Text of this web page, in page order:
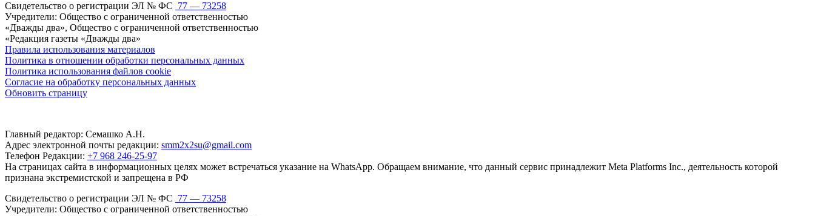
Свидетельство о регистрации ЭЛ № ФС 77 — 73258
Учредители: Общество с ограниченной ответственностью
«Дважды два», Общество с ограниченной ответственностью
«Редакция газеты «Дважды два»
Правила использования материалов
Политика в отношении обработки персональных данных
Политика использования файлов cookie
Согласие на обработку персональных данных
Обновить страницу
Главный редактор: Семашко А.Н.
Адрес электронной почты редакции: smm2x2su@gmail.com
Телефон Редакции: +7 968 246-25-97
На страницах сайта в информационных целях может встречаться указание на WhatsApp. Обращаем внимание, что данный сервис принадлежит Meta Platforms Inc., деятельность которой
признана экстремистской и запрещена в РФ
Свидетельство о регистрации ЭЛ № ФС 77 — 73258
Учредители: Общество с ограниченной ответственностью